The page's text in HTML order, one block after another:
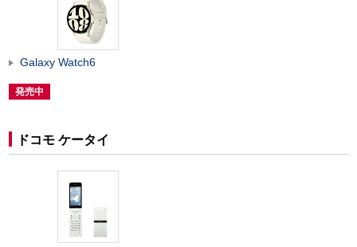
Galaxy Watch6
発売中
ドコモ ケータイ